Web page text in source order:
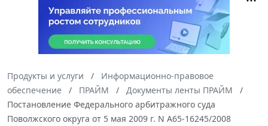
Продукты и услуги
Информационно-правовое
обеспечение
ПРАЙМ
Документы ленты ПРАЙМ
Постановление Федерального арбитражного суда
Поволжского округа от 5 мая 2009 г. N А65-16245/2008